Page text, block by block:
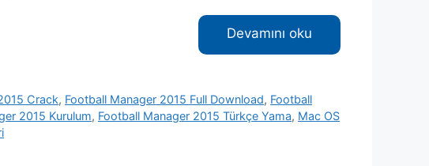
Devamını oku
Crack, Football Manager 2015 Full Download, Football
2015 Kurulum, Football Manager 2015 Türkçe Yama, Mac OS